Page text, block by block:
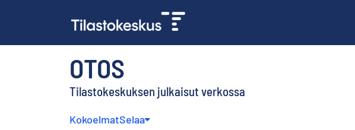
OTOS
Tilastokeskuksen julkaisut verkossa
KokoelmatSelaa